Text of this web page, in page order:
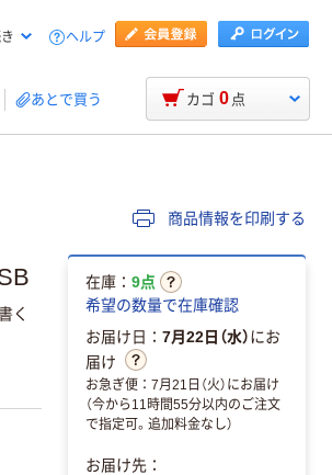
ヘルプ
あとで買う カゴ 0 点
商品情報を印刷する
く
在庫： 9点
希望の数量で在庫確認
お届け日： 7月22日（水）にお
届け
お急ぎ便：7月21日（火）にお届け
（今から11時間55分以内のご注文
で指定可。追加料金なし）
お届け先：